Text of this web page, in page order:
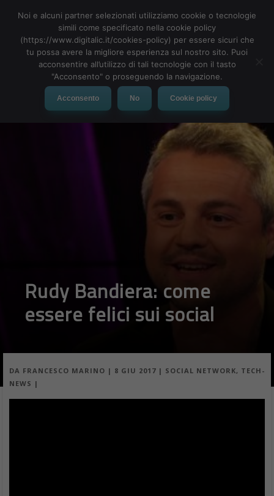
MENU
Rudy Bandiera: come
essere felici sui social
DA FRANCESCO MARINO | 8 GIU 2017 | SOCIAL NETWORK, TECH-
NEWS |
Noi e alcuni partner selezionati utilizziamo cookie o tecnologie
simili come specificato nella cookie policy
(https://www.digitalic.it/cookies-policy) per essere sicuri che
tu possa avere la migliore esperienza sul nostro sito. Puoi
acconsentire all’utilizzo di tali tecnologie con il tasto
"Acconsento" o proseguendo la navigazione.
Acconsento No Cookie policy